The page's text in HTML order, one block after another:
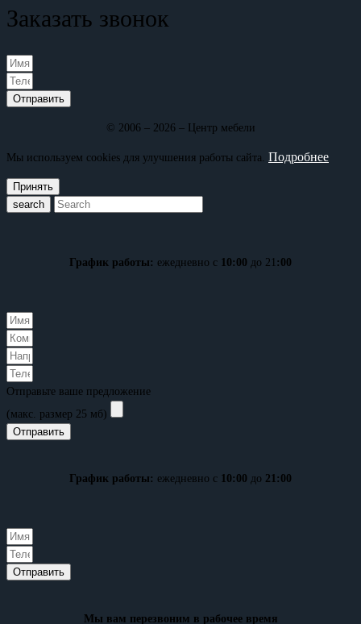
Заказать звонок
Отправить
© 2006 – 2026 – Центр мебели
Мы используем cookies для улучшения работы сайта. Подробнее
Принять
search
График работы: ежедневно с 10:00 до 21 :00
Отправьте ваше предложение
(макс. размер 25 мб)
Отправить
График работы: ежедневно с 10:00 до 21:00
Отправить
Мы вам перезвоним в рабочее время